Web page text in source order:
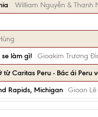
William Nguyễn & Thanh
làm gì!
Gioakim Trương
Caritas Peru - Bác ái Peru
Rapids, Michigan Gioan